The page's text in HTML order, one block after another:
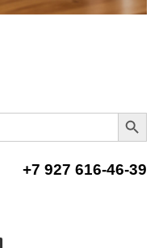
Search Button
+7 927 616-46-39